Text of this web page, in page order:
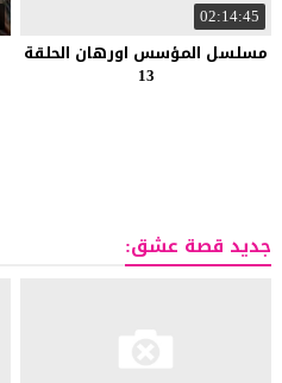
02:14:45
مسلسل المؤسس اورهان الحلقة
13
جديد قصة عشق: